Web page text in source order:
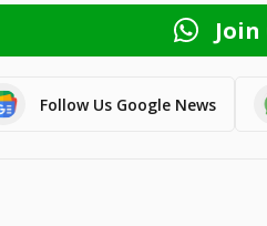
Follow Us Google News